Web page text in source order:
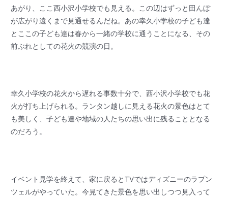
あがり、ここ西小沢小学校でも見える。この辺はずっと田んぼ
が広がり遠くまで見通せるんだね。あの幸久小学校の子ども達
とここの子ども達は春から一緒の学校に通うことになる、その
前ぶれとしての花火の競演の日。
幸久小学校の花火から遅れる事数十分で、西小沢小学校でも花
火が打ち上げられる。ランタン越しに見える花火の景色はとて
も美しく、子ども達や地域の人たちの思い出に残ることとなる
のだろう。
イベント見学を終えて、家に戻るとTVではディズニーのラプン
ツェルがやっていた。今見てきた景色を思い出しつつ見入って